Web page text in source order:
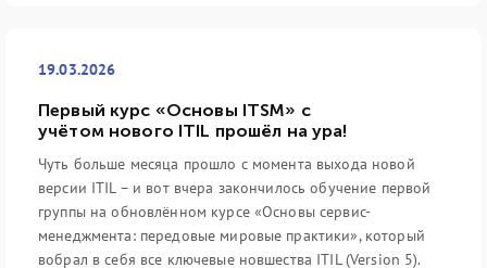
19.03.2026
Первый курс «Основы ITSM» с
учётом нового ITIL прошёл на ура!
Чуть больше месяца прошло с момента выхода новой
версии ITIL – и вот вчера закончилось обучение первой
группы на обновлённом курсе «Основы сервис-
менеджмента: передовые мировые практики», который
вобрал в себя все ключевые новшества ITIL (Version 5).